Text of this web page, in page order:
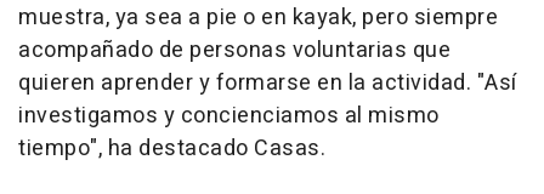
muestra, ya sea a pie o en kayak, pero siempre
acompañado de personas voluntarias que
quieren aprender y formarse en la actividad. "Así
investigamos y concienciamos al mismo
tiempo", ha destacado Casas.